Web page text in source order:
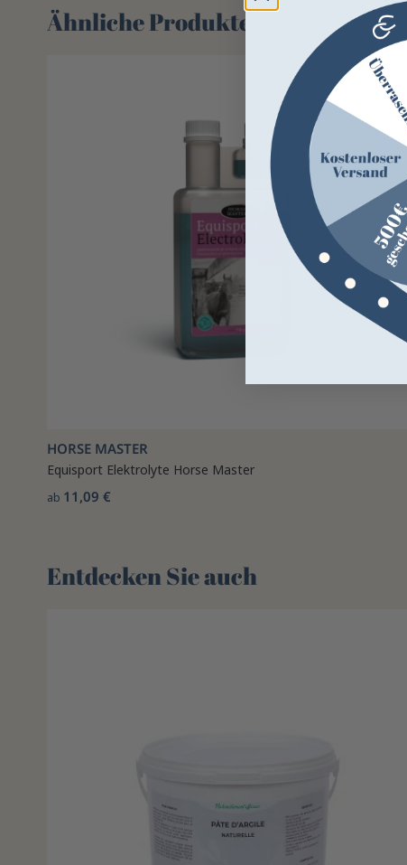
Ähnliche Produkte
HORSE MASTER
Equisport Elektrolyte Horse Master
ab 11,09 €
Entdecken Sie auch 🌻